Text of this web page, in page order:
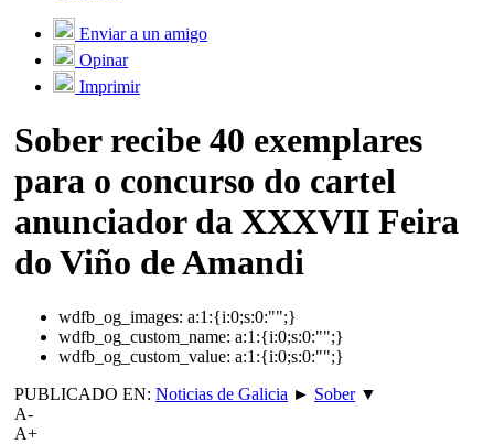
Enviar a un amigo
Opinar
Imprimir
Sober recibe 40 exemplares
para o concurso do cartel
anunciador da XXXVII Feira
do Viño de Amandi
wdfb_og_images: a:1:{i:0;s:0:"";}
wdfb_og_custom_name: a:1:{i:0;s:0:"";}
wdfb_og_custom_value: a:1:{i:0;s:0:"";}
PUBLICADO EN: Noticias de Galicia ► Sober▼
A-
A+